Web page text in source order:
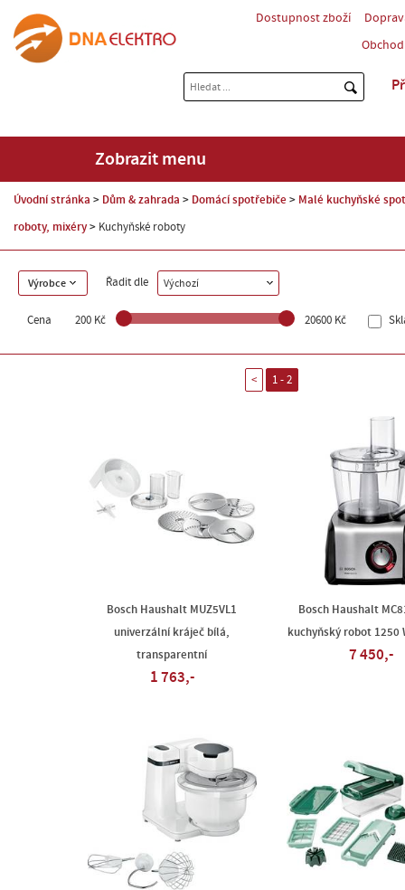
Dostupnost zboží
Zobrazit menu
Úvodní stránka Dům & zahrada Domácí spotřebiče Malé kuchyňské
roboty, mixéry Kuchyňské roboty
Výrobce Řadit dle Výchozí
Cena 200 Kč 20600 Kč
< 1 - 2
Bosch Haushalt MUZ5VL1
univerzální kráječ bílá,
transparentní
1 763,-
Bosch Haushalt
kuchyňský robot 1250
7 450,-